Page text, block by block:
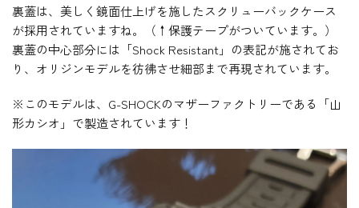
裏蓋は、美しく鏡面仕上げを施したスクリューバックケース
が採用されていますね。（↑保護テープがついています。）
裏蓋の中心部分には「Shock Resistant」の表記が施されてお
り、オリジンモデルを彷彿させ細部まで再現されています。
※このモデルは、G-SHOCKのマザーファクトリーである「山
形カシオ」で製造されています！